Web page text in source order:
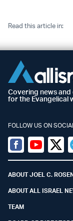
Read this article in:
Covering news and
for the Evangelical
FOLLOW US ON
Facebook
Youtube
ABOUT JOEL C.
ABOUT ALL ISRAEL
TEAM